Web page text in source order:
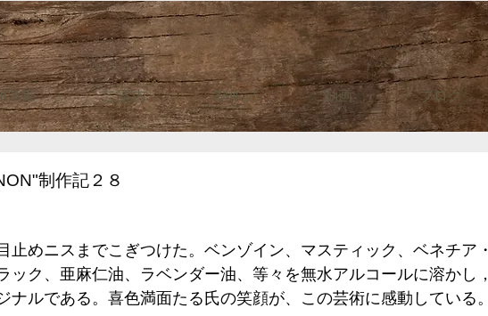
ご案内 制作記 動画 ブログ
制作記２８
止めニスまでこぎつけた。ベンゾイン、マスティック、ベネチア・
ック、亜麻仁油、ラベンダー油、等々を無水アルコールに溶かし，
ナルである。喜色満面たる氏の笑顔が、この芸術に感動している。